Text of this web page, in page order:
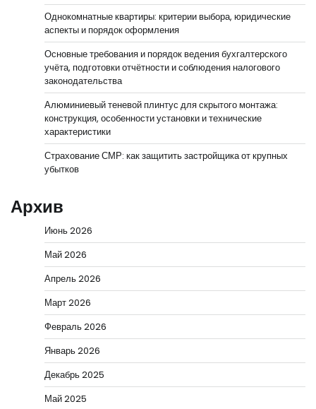
Однокомнатные квартиры: критерии выбора, юридические
аспекты и порядок оформления
Основные требования и порядок ведения бухгалтерского
учёта, подготовки отчётности и соблюдения налогового
законодательства
Алюминиевый теневой плинтус для скрытого монтажа:
конструкция, особенности установки и технические
характеристики
Страхование СМР: как защитить застройщика от крупных
убытков
Архив
Июнь 2026
Май 2026
Апрель 2026
Март 2026
Февраль 2026
Январь 2026
Декабрь 2025
Май 2025